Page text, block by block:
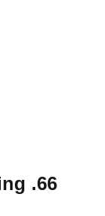
.66